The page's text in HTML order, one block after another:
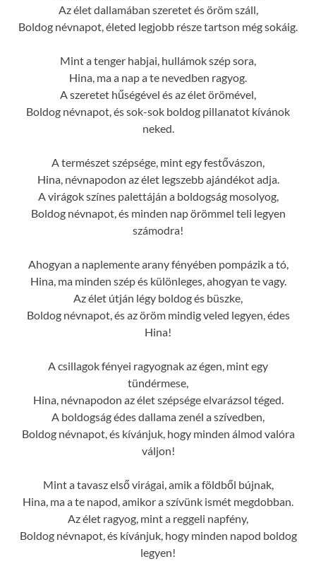
Az élet dallamában szeretet és öröm száll,
Boldog névnapot, életed legjobb része tartson még sokáig.
Mint a tenger habjai, hullámok szép sora,
Hina, ma a nap a te nevedben ragyog.
A szeretet hűségével és az élet örömével,
Boldog névnapot, és sok-sok boldog pillanatot kívánok
neked.
A természet szépsége, mint egy festővászon,
Hina, névnapodon az élet legszebb ajándékot adja.
A virágok színes palettáján a boldogság mosolyog,
Boldog névnapot, és minden nap örömmel teli legyen
számodra!
Ahogyan a naplemente arany fényében pompázik a tó,
Hina, ma minden szép és különleges, ahogyan te vagy.
Az élet útján légy boldog és büszke,
Boldog névnapot, és az öröm mindig veled legyen, édes
Hina!
A csillagok fényei ragyognak az égen, mint egy
tündérmese,
Hina, névnapodon az élet szépsége elvarázsol téged.
A boldogság édes dallama zenél a szívedben,
Boldog névnapot, és kívánjuk, hogy minden álmod valóra
váljon!
Mint a tavasz első virágai, amik a földből bújnak,
Hina, ma a te napod, amikor a szívünk ismét megdobban.
Az élet ragyog, mint a reggeli napfény,
Boldog névnapot, és kívánjuk, hogy minden napod boldog
legyen!